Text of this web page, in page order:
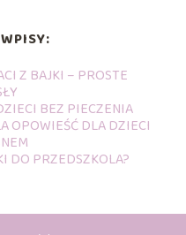
Z BAJKI – PROSTE
BEZ PIECZENIA
OPOWIEŚĆ DLA DZIECI
DO PRZEDSZKOLA?